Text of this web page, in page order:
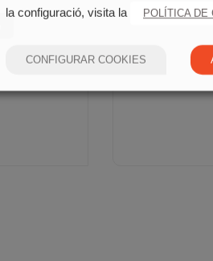
la configuració, visita la
POLÍTICA DE
CONFIGURAR COOKIES